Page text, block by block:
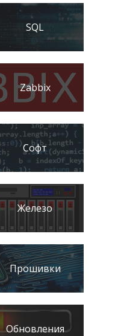
SQL
Zabbix
Софт
Железо
Прошивки
Обновления